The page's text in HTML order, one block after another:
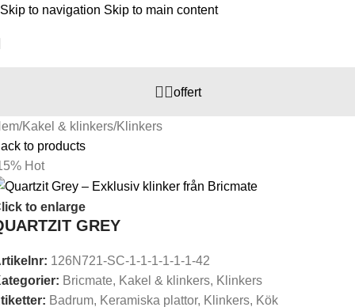
Skip to navigation Skip to main content
offert
/Kakel & klinkers/Klinkers
to products
Hot
to enlarge
GREY
126N721-SC-1-1-1-1-1-1-42
Bricmate, Kakel & klinkers, Klinkers
Badrum, Keramiska plattor, Klinkers, Kök